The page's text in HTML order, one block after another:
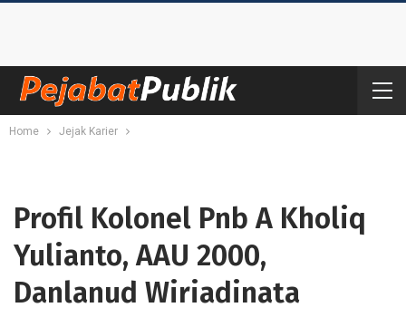
Home Jejak Karier
Profil Kolonel Pnb A Kholiq
Yulianto, AAU 2000,
Danlanud Wiriadinata